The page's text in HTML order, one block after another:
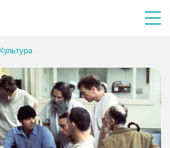
Культура